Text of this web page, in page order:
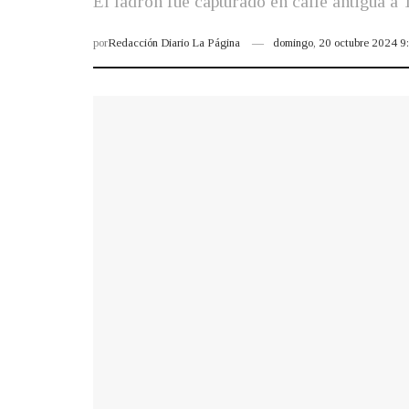
porRedacción Diario La Página domingo, 20 octubre 2024